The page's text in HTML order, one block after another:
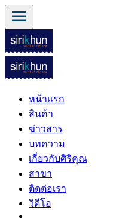
menu
หน้าแรก
สินค้า
ข่าวสาร
บทความ
เกี่ยวกับศิริคุณ
สาขา
ติดต่อเรา
วิดีโอ